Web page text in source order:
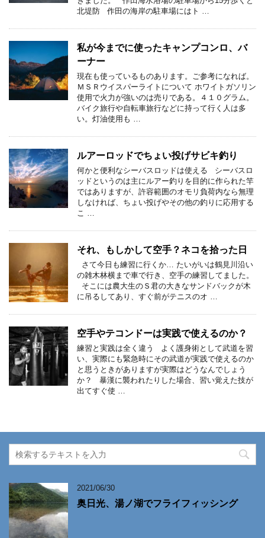
北堤防 作田の海岸の駐車場にはト …
私が今までに使ったキャンプコンロ、バ
ーナー
現在も使っているものあります。ご参考になれば。
ＭＳＲウイスパーライトについて ホワイトガソリン
使用で火力が強いのは売りである。４１０グラム。
バイク旅行や自転車旅行などに持って行く人は多
い。灯油使用も …
ルアーロッドでちょい投げサビキ釣り
何かと便利なシーバスロッドは使える シーバスロ
ッドというのは主にルアー釣りを目的に作られた竿
ではありますが、許容範囲のオモリ負荷内なら無理
しなければ、ちょい投げやその他の釣りに応用する
こ …
それ、もしかして空手？ネコを拾った日
さて今日も練習に行くか… たいがいは鶴見川沿い
の雑木林横まで車で行き、空手の練習してました。
そこには農大生のＳ君の大きなサンドバックが木
に吊るしてあり、すぐ前がテニスのオ …
空手やテコンドーは実践で使えるのか？
練習と実践は全く違う よく護身術として武道を習
い、実際にも緊急時にその武道が実践で使えるのか
と思うときがありますが実際はどうなんでしょう
か？ 暴漢に襲われたりした場合、習い覚えた技が
出てすぐ使 …
2021/06/30
奥日光、湯ノ湖でフライフィッシング